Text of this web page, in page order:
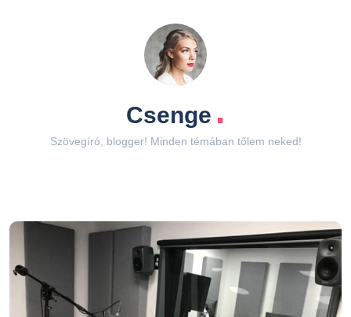
Csenge .
Szövegíró, blogger! Minden témában tőlem neked!